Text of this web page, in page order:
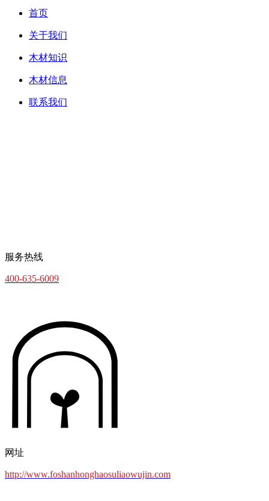
首页
关于我们
木材知识
木材信息
联系我们
服务热线
400-635-6009
网址
http://www.foshanhonghaosuliaowujin.com